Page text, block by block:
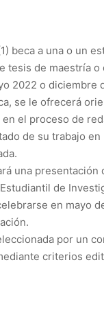
beca a una o un
tesis de maestría
2022 o diciembre
se le ofrecerá
el proceso de
de su trabajo en
una presentación
de
en mayo
por un
criterios